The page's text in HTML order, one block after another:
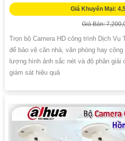
Giá Khuyến Mại:
Giá Bán:
Trọn bộ Camera HD công trình Dịch
để bảo vệ căn nhà, văn phòng hay
lượng hình ảnh sắc nét và độ phân giải
giám sát hiệu quả